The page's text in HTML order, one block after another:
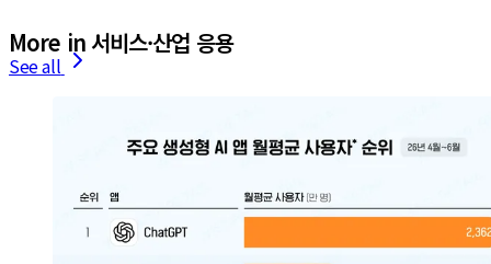
More in 서비스·산업 응용
See all